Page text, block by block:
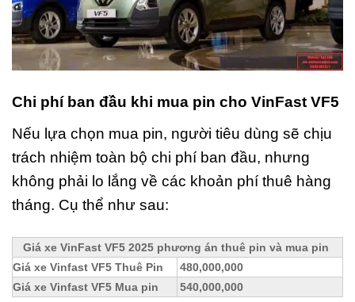
Chi phí ban đầu khi mua pin cho VinFast VF5
Nếu lựa chọn mua pin, người tiêu dùng sẽ chịu
trách nhiệm toàn bộ chi phí ban đầu, nhưng
không phải lo lắng về các khoản phí thuê hàng
tháng. Cụ thể như sau:
Giá xe VinFast VF5 2025 phương án thuê pin và mua pin
Giá xe Vinfast VF5 Thuê Pin
480,000,000
Giá xe Vinfast VF5 Mua pin
540,000,000